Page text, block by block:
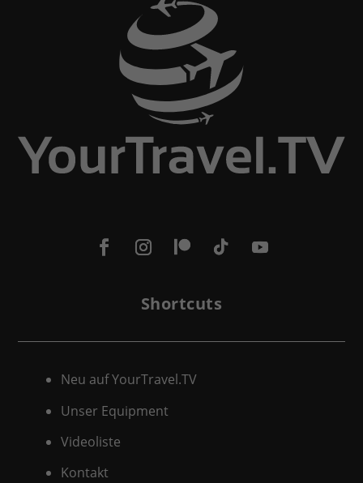
Shortcuts
Neu auf YourTravel.TV
Unser Equipment
Videoliste
Kontakt